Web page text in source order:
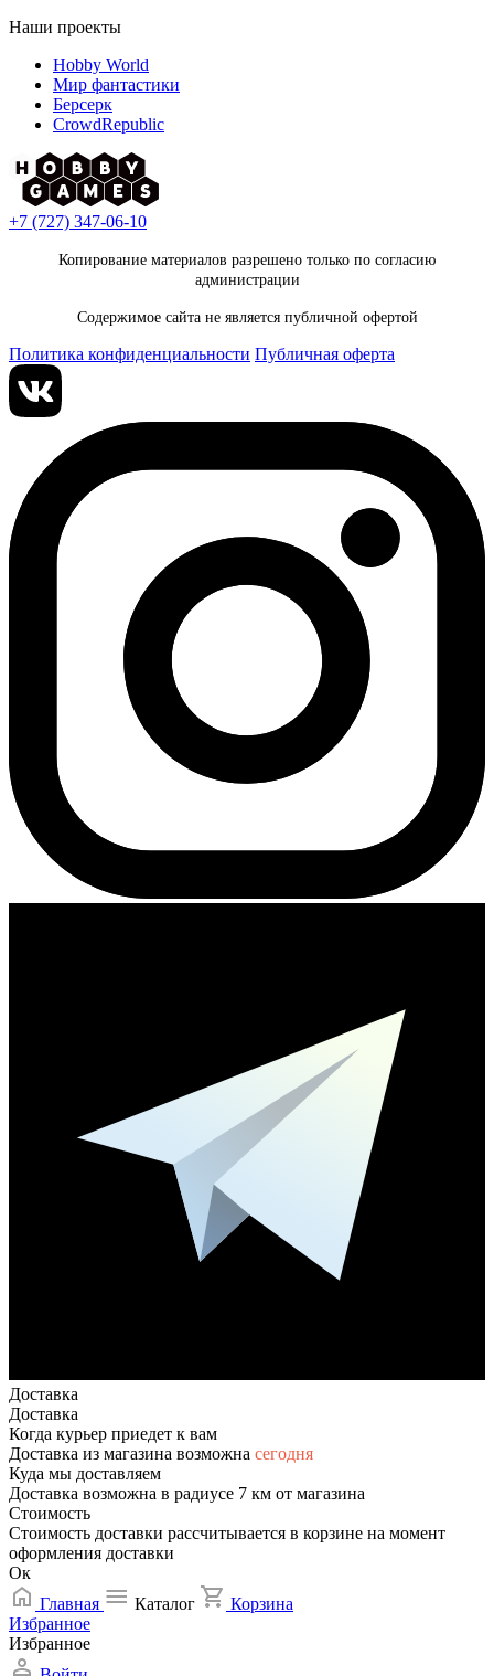
Наши проекты
Hobby World
Мир фантастики
Берсерк
CrowdRepublic
+7 (727) 347-06-10
Копирование материалов разрешено только по согласию
администрации
Содержимое сайта не является публичной офертой
Политика конфиденциальности Публичная оферта
Доставка
Доставка
Когда курьер приедет к вам
Доставка из магазина возможна сегодня
Куда мы доставляем
Доставка возможна в радиусе 7 км от магазина
Стоимость
Стоимость доставки рассчитывается в корзине на момент
оформления доставки
Ок
Главная
Каталог
Корзина
Избранное
Избранное